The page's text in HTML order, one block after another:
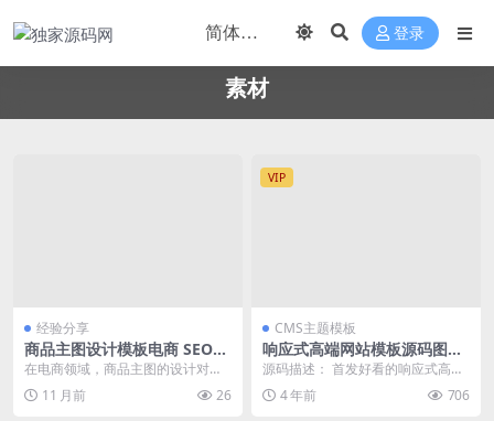
登录
素材
经验分享
商品主图设计模板电商 SEO优
化实践
在电商领域，商品主图的设计对于
提升点击率和转化率至关重要。一
个吸引人的主图能够有...
11 月前 26
VIP
CMS主题模板
响应式高端网站模板源码图库
素材资源下载平台源码
源码描述： 首发好看的响应式高端
网站模板源码图库素材 资源下载平
台源码（可运营）...
4 年前 706